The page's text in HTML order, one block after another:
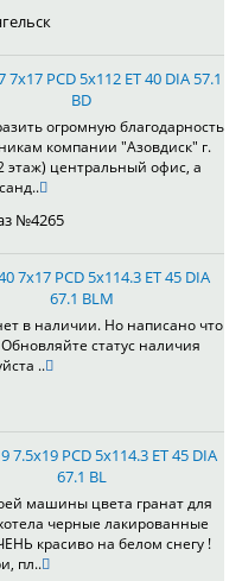
7x17 PCD 5x112 ET 40 DIA 57.1
BD
огромную благодарность
компании "Азовдиск" г.
этаж) центральный офис, а
№4265
7x17 PCD 5x114.3 ET 45 DIA
67.1 BLM
в наличии. Но написано что
Обновляйте статус наличия
..
7.5x19 PCD 5x114.3 ET 45 DIA
67.1 BL
машины цвета гранат для
черные лакированные
красиво на белом снегу !
пл..